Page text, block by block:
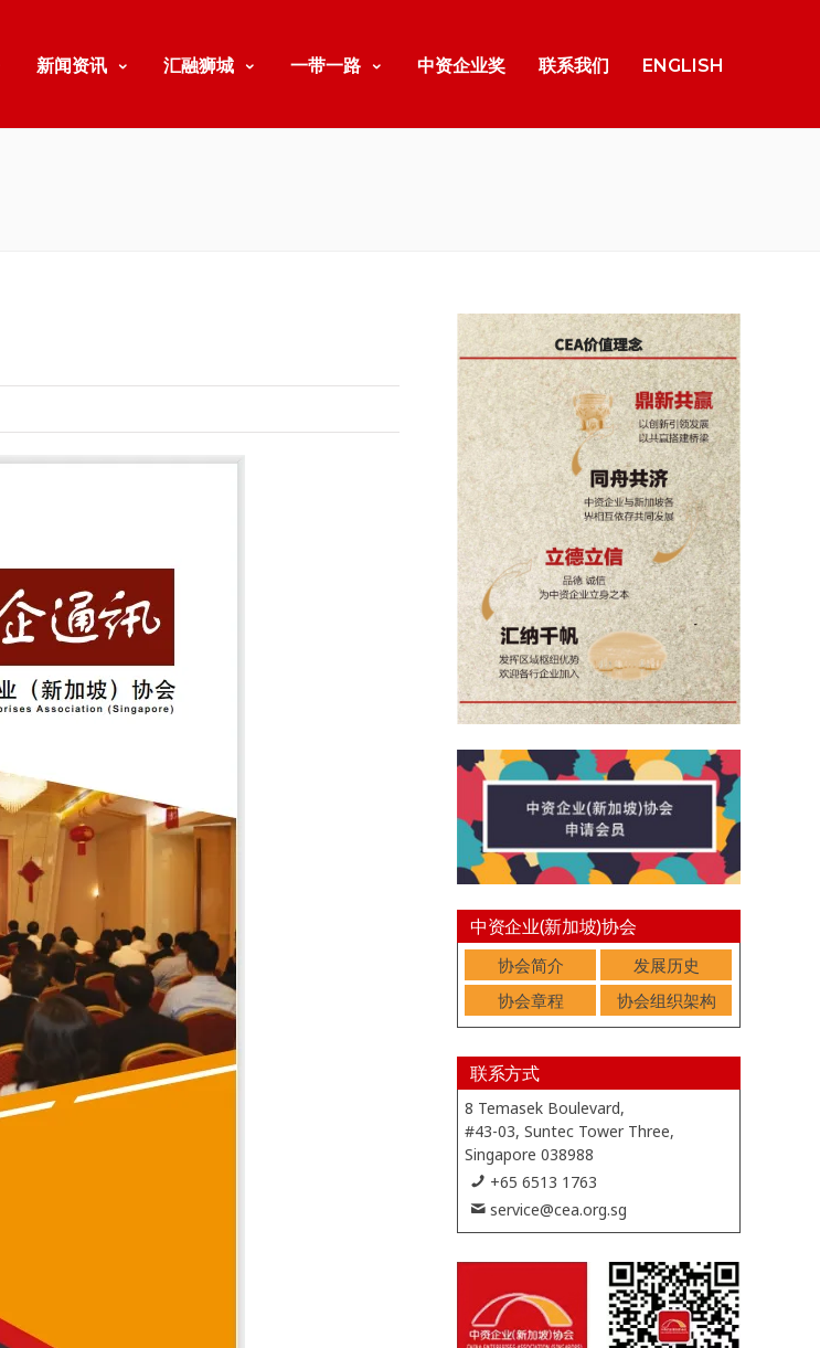
新闻资讯 汇融狮城 一带一路 中资企业奖 联系我们 ENGLISH
中资企业(新加坡)协会
协会简介
发展历史
协会章程
协会组织架构
联系方式
8 Temasek Boulevard,
#43-03, Suntec Tower Three,
Singapore 038988
+65 6513 1763
service@cea.org.sg